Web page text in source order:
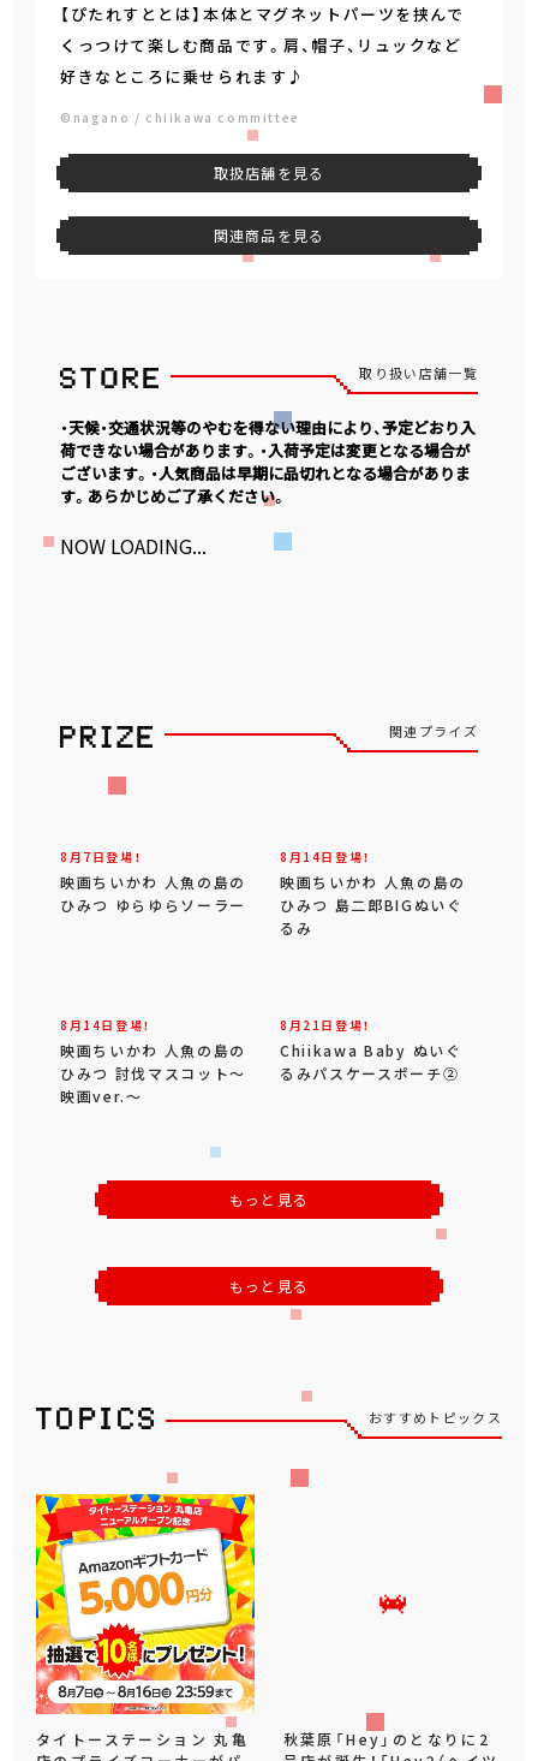
【ぴたれすととは】本体とマグネットパーツを挟んで
くっつけて楽しむ商品です。肩、帽子、リュックなど
好きなところに乗せられます♪
©nagano / chiikawa committee
取扱店舗を見る
関連商品を見る
取り扱い店舗一覧
・天候・交通状況等のやむを得ない理由により、予定どおり入
荷できない場合があります。・入荷予定は変更となる場合が
ございます。・人気商品は早期に品切れとなる場合がありま
す。あらかじめご了承ください。
NOW LOADING...
関連プライズ
8月7日登場！
映画ちいかわ 人魚の島の
ひみつ ゆらゆらソーラー
8月14日登場！
映画ちいかわ 人魚の島の
ひみつ 島二郎BIGぬいぐ
るみ
8月14日登場！
映画ちいかわ 人魚の島の
ひみつ 討伐マスコット～
映画ver.～
8月21日登場！
Chiikawa Baby ぬいぐ
るみパスケースポーチ②
もっと見る
もっと見る
おすすめトピックス
タイトーステーション 丸亀
秋葉原「Hey」のとなりに2